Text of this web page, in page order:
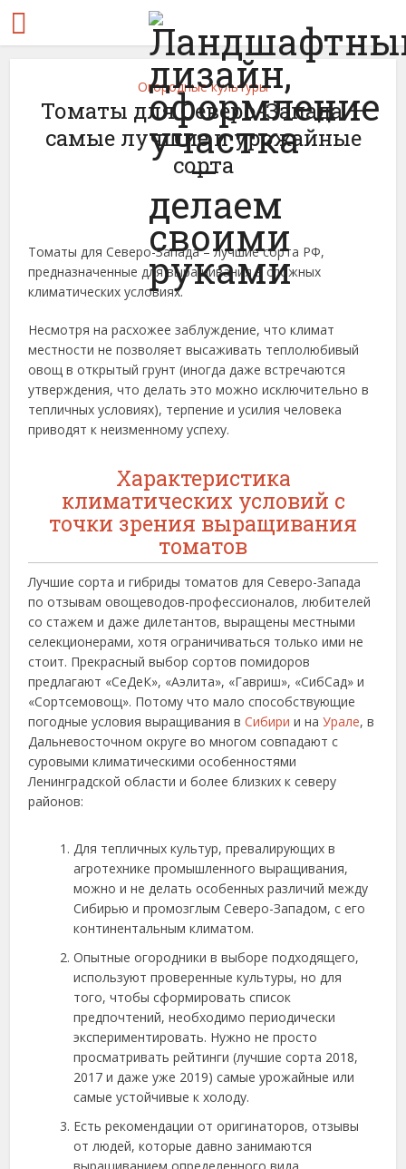
Огородные культуры
Томаты для Северо-Запада —
самые лучшие и урожайные
сорта
Томаты для Северо-Запада – лучшие сорта РФ,
предназначенные для выращивания в сложных
климатических условиях.
Несмотря на расхожее заблуждение, что климат
местности не позволяет высаживать теплолюбивый
овощ в открытый грунт (иногда даже встречаются
утверждения, что делать это можно исключительно в
тепличных условиях), терпение и усилия человека
приводят к неизменному успеху.
Характеристика
климатических условий с
точки зрения выращивания
томатов
Лучшие сорта и гибриды томатов для Северо-Запада
по отзывам овощеводов-профессионалов, любителей
со стажем и даже дилетантов, выращены местными
селекционерами, хотя ограничиваться только ими не
стоит. Прекрасный выбор сортов помидоров
предлагают «СеДеК», «Аэлита», «Гавриш», «СибСад» и
«Сортсемовощ». Потому что мало способствующие
погодные условия выращивания вСибири и наУрале, в
Дальневосточном округе во многом совпадают с
суровыми климатическими особенностями
Ленинградской области и более близких к северу
районов:
Для тепличных культур, превалирующих в
агротехнике промышленного выращивания,
можно и не делать особенных различий между
Сибирью и промозглым Северо-Западом, с его
континентальным климатом.
Опытные огородники в выборе подходящего,
используют проверенные культуры, но для
того, чтобы сформировать список
предпочтений, необходимо периодически
экспериментировать. Нужно не просто
просматривать рейтинги (лучшие сорта 2018,
2017 и даже уже 2019) самые урожайные или
самые устойчивые к холоду.
Есть рекомендации от оригинаторов, отзывы
от людей, которые давно занимаются